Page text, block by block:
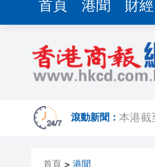
首頁 港聞 財經
滾動新聞：
首頁 > 港聞